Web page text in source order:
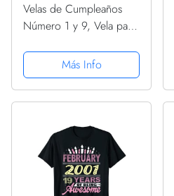
Velas de Cumpleaños
Número 1 y 9, Vela para
Decoracion Tartas
Cumpleaños Toppers de
Pastel Decorativo, para
Más Info